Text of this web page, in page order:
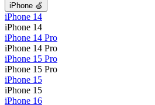
iPhone 🍏
iPhone 14
iPhone 14
iPhone 14 Pro
iPhone 14 Pro
iPhone 15 Pro
iPhone 15 Pro
iPhone 15
iPhone 15
iPhone 16